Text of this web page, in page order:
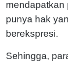
mendapatkan
punya hak
berekspresi.
Sehingga,